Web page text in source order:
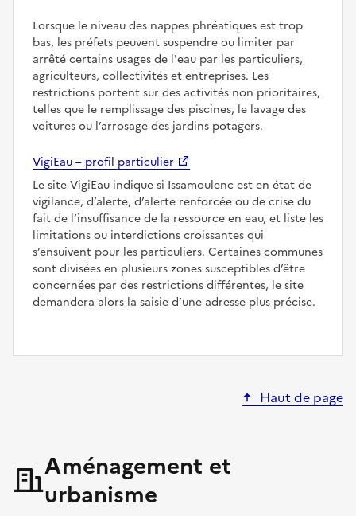
Lorsque le niveau des nappes phréatiques est trop
bas, les préfets peuvent suspendre ou limiter par
arrêté certains usages de l'eau par les particuliers,
agriculteurs, collectivités et entreprises. Les
restrictions portent sur des activités non prioritaires,
telles que le remplissage des piscines, le lavage des
voitures ou l’arrosage des jardins potagers.
VigiEau – profil particulier
Le site VigiEau indique si Issamoulenc est en état de
vigilance, d’alerte, d’alerte renforcée ou de crise du
fait de l’insuffisance de la ressource en eau, et liste les
limitations ou interdictions croissantes qui
s’ensuivent pour les particuliers. Certaines communes
sont divisées en plusieurs zones susceptibles d’être
concernées par des restrictions différentes, le site
demandera alors la saisie d’une adresse plus précise.
Haut de page
Aménagement et
urbanisme